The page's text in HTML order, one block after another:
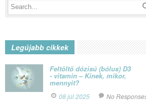
Legújabb cikkek
Feltöltő dózisú (bólus) D3
- vitamin – Kinek, mikor,
mennyit?
08 júl 2025 No